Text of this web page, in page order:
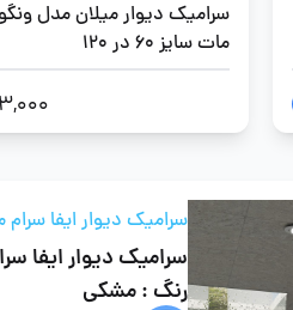
سرامیک دیوار میلان مدل
مات سایز 60 در 120
سرامیک دیوار ایفا
سرامیک دیوار ایفا
رنگ : مشکی